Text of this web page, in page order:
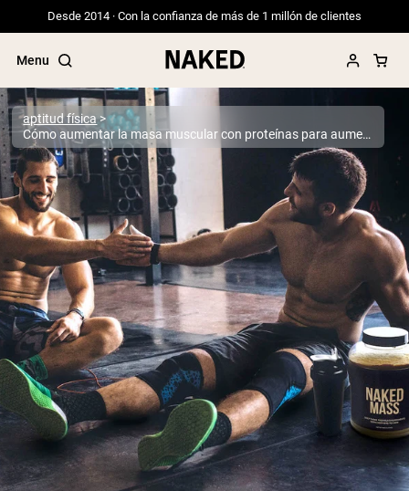
Desde 2014 · Con la confianza de más de 1 millón de clientes
Menu
Términos de Búsqueda Populares
”Protein Powder“
”Overnight Oats“
”Vegan protein“
”Collagen“
”Micellar Casein“
aptitud física
Cómo aumentar la masa muscular con proteínas para aumentar el peso